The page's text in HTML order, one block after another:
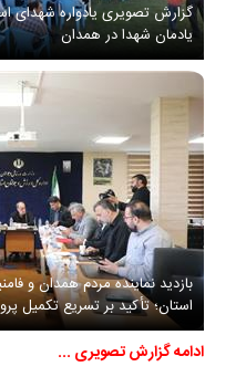
گزارش تصویری یادواره شهدای
یادمان شهدا در همدان
بازدید نماینده مردم همدان و
استان؛ تأکید بر تسریع تکمیل
ادامه گزارش تصویری ...